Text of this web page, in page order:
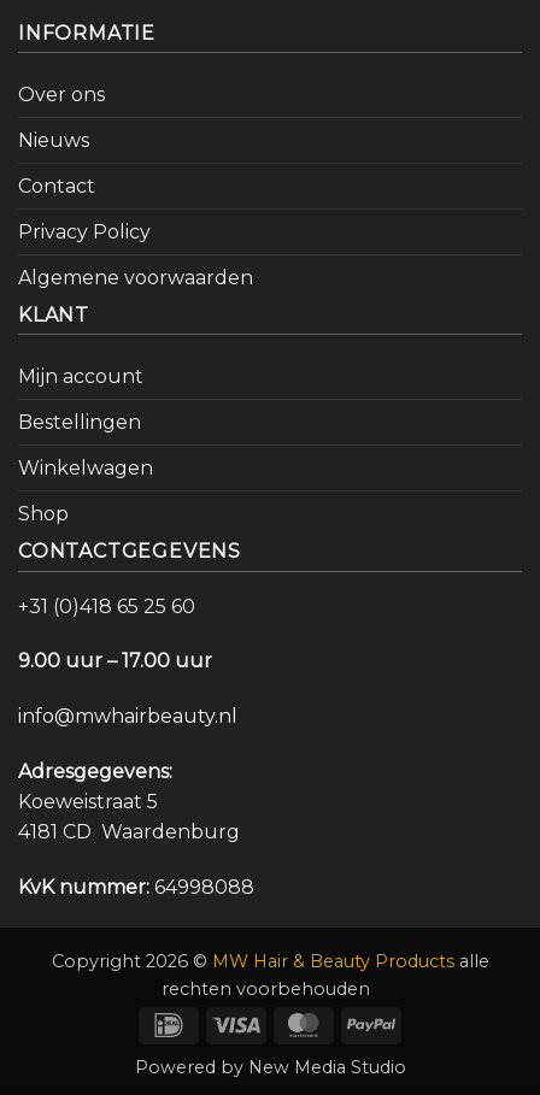
INFORMATIE
Over ons
Nieuws
Contact
Privacy Policy
Algemene voorwaarden
KLANT
Mijn account
Bestellingen
Winkelwagen
Shop
CONTACTGEGEVENS
+31 (0)418 65 25 60
9.00 uur – 17.00 uur
info@mwhairbeauty.nl
Adresgegevens:
Koeweistraat 5
4181 CD Waardenburg
KvK nummer: 64998088
Copyright 2026 © MW Hair & Beauty Productsalle
rechten voorbehouden
IDeal
Visa MasterCardPayPal
Powered by New Media Studio